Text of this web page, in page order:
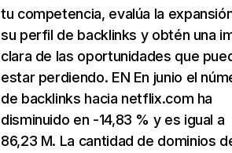
tu competencia, evalúa la
su perfil de backlinks y obtén una
clara de las oportunidades que
estar perdiendo. EN En junio el
de backlinks hacia netflix.com ha
disminuido en -14,83 % y es igual a
86,23 M. La cantidad de dominios